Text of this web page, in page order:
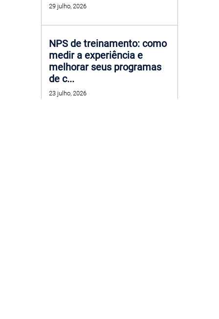
29 julho, 2026
NPS de treinamento: como
medir a experiência e
melhorar seus programas
de c...
23 julho, 2026